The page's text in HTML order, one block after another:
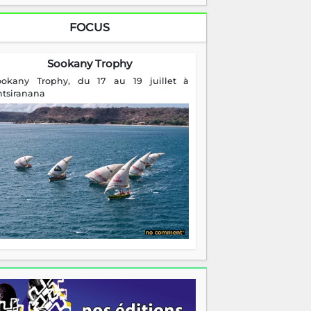
FOCUS
Sookany Trophy
Trophy, du 17 au 19 juillet à